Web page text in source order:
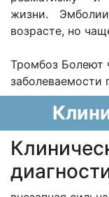
жизни.
возрасте, но
Тромбоз
заболеваемости